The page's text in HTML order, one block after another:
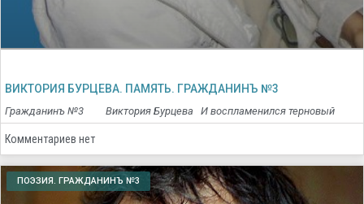
ВИКТОРИЯ БУРЦЕВА. ПАМЯТЬ. ГРАЖДАНИНЪ №3
Гражданинъ №3 Виктория Бурцева И воспламенился терновый
Комментариев нет
ПОЭЗИЯ. ГРАЖДАНИНЪ №3